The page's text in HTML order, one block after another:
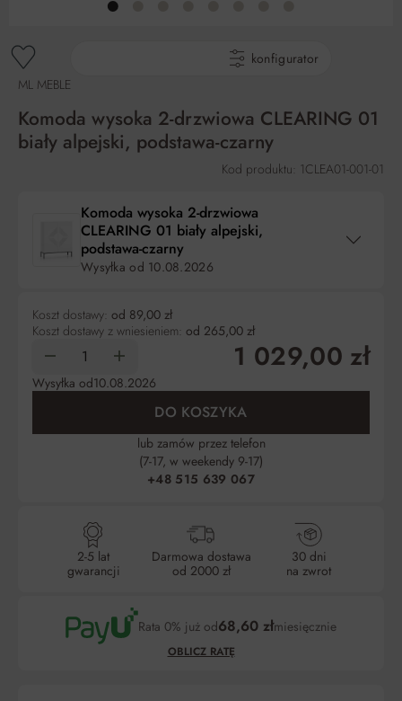
ML MEBLE
konfigurator
Komoda wysoka 2-drzwiowa CLEARING 01
biały alpejski, podstawa-czarny
Kod produktu: 1CLEA01-001-01
Komoda wysoka 2-drzwiowa
CLEARING 01 biały alpejski,
podstawa-czarny
Wysyłka od 10.08.2026
Koszt dostawy: od 89,00 zł
Koszt dostawy z wniesieniem: od 265,00 zł
1 029,00 zł
Wysyłka od10.08.2026
DO KOSZYKA
lub zamów przez telefon
(7-17, w weekendy 9-17)
+48 515 639 067
2-5 lat
gwarancji
Darmowa dostawa
od 2000 zł
30 dni
na zwrot
Rata 0% już od68,60 złmiesięcznie
OBLICZ RATĘ